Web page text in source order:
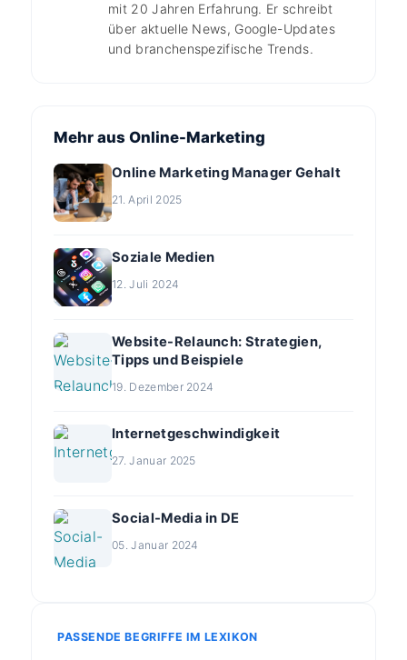
mit 20 Jahren Erfahrung. Er schreibt
über aktuelle News, Google-Updates
und branchenspezifische Trends.
Mehr aus Online-Marketing
Online Marketing Manager Gehalt
21. April 2025
Soziale Medien
12. Juli 2024
Website-Relaunch: Strategien,
Tipps und Beispiele
19. Dezember 2024
Internetgeschwindigkeit
27. Januar 2025
Social-Media in DE
05. Januar 2024
PASSENDE BEGRIFFE IM LEXIKON